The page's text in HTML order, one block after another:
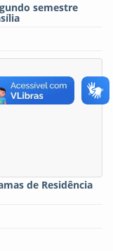
semestre
de Residência